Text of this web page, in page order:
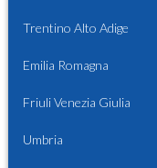
Trentino Alto Adige
Emilia Romagna
Friuli Venezia Giulia
Umbria